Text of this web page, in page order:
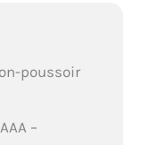
poussoir
–